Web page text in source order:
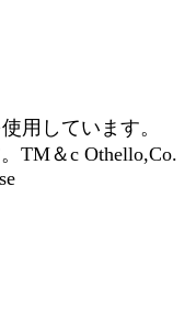
用しています。
TM＆c Othello,Co.